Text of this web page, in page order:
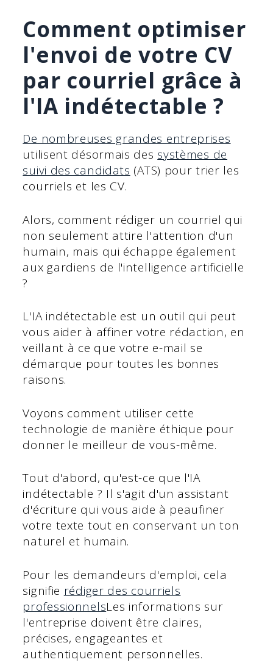
Comment optimiser
l'envoi de votre CV
par courriel grâce à
l'IA indétectable ?
De nombreuses grandes entreprises
utilisent désormais des systèmes de
suivi des candidats (ATS) pour trier les
courriels et les CV.
Alors, comment rédiger un courriel qui
non seulement attire l'attention d'un
humain, mais qui échappe également
aux gardiens de l'intelligence artificielle
?
L'IA indétectable est un outil qui peut
vous aider à affiner votre rédaction, en
veillant à ce que votre e-mail se
démarque pour toutes les bonnes
raisons.
Voyons comment utiliser cette
technologie de manière éthique pour
donner le meilleur de vous-même.
Tout d'abord, qu'est-ce que l'IA
indétectable ? Il s'agit d'un assistant
d'écriture qui vous aide à peaufiner
votre texte tout en conservant un ton
naturel et humain.
Pour les demandeurs d'emploi, cela
signifie rédiger des courriels
professionnelsLes informations sur
l'entreprise doivent être claires,
précises, engageantes et
authentiquement personnelles.